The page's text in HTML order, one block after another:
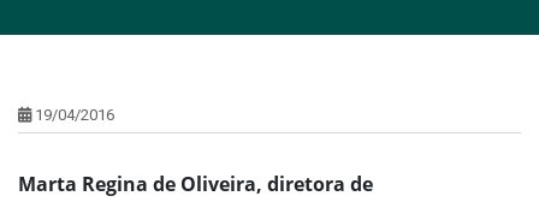
19/04/2016
Marta Regina de Oliveira, diretora de